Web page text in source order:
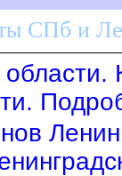
СПб и